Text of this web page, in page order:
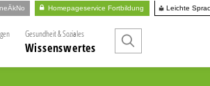
Homepageservice Fortbildung Leichte
Gesundheit & Soziales
Wissenswertes